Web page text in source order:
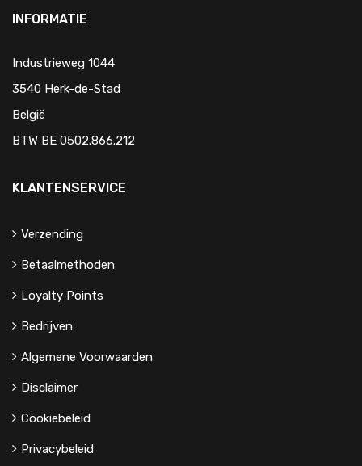
INFORMATIE
Industrieweg 1044
3540 Herk-de-Stad
België
BTW BE 0502.866.212
KLANTENSERVICE
Verzending
Betaalmethoden
Loyalty Points
Bedrijven
Algemene Voorwaarden
Disclaimer
Cookiebeleid
Privacybeleid